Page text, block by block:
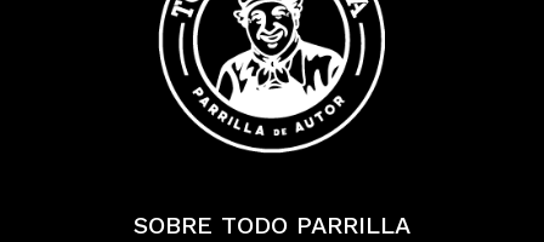
SOBRE TODO PARRILLA